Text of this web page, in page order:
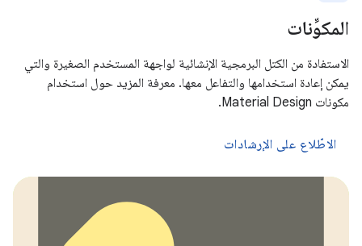
المكوِّنات
الاستفادة من الكتل البرمجية الإنشائية لواجهة المستخدم الصغيرة والتي
يمكن إعادة استخدامها والتفاعل معها. معرفة المزيد حول استخدام
مكونات Material Design.
الاطّلاع على الإرشادات